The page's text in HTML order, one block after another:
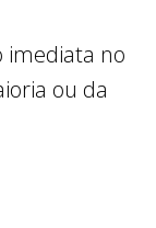
imediata no
ou da